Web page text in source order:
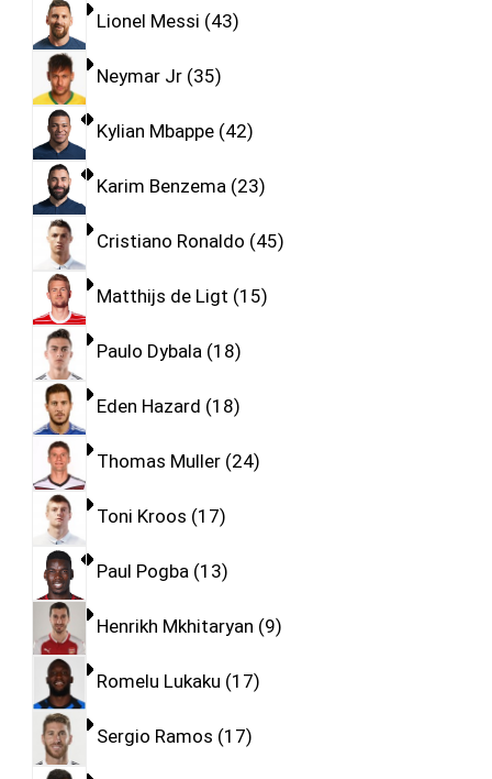
Lionel Messi 43
Neymar Jr 35
Kylian Mbappe 42
Karim Benzema 23
Cristiano Ronaldo 45
Matthijs de Ligt 15
Paulo Dybala 18
Eden Hazard 18
Thomas Muller 24
Toni Kroos 17
Paul Pogba 13
Henrikh Mkhitaryan 9
Romelu Lukaku 17
Sergio Ramos 17